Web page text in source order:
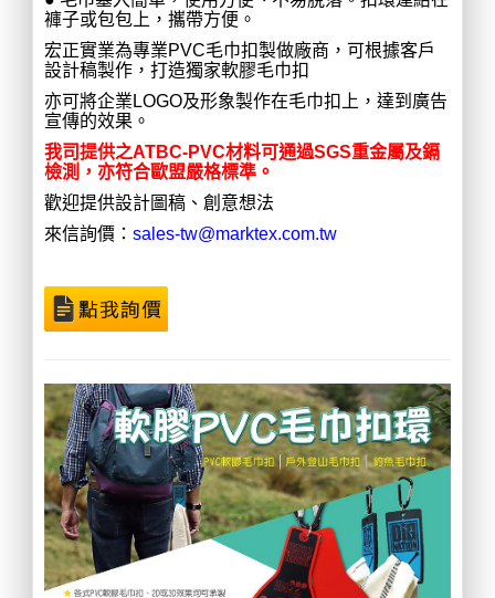
褲子或包包上，攜帶方便。
宏正實業為專業PVC毛巾扣製做廠商，可根據客戶
設計稿製作，打造獨家軟膠毛巾扣
亦可將企業LOGO及形象製作在毛巾扣上，達到廣告
宣傳的效果。
我司提供之ATBC-PVC材料可通過SGS重金屬及鎘
檢測，亦符合歐盟嚴格標準。
歡迎提供設計圖稿、創意想法
來信詢價：sales-tw@marktex.com.tw